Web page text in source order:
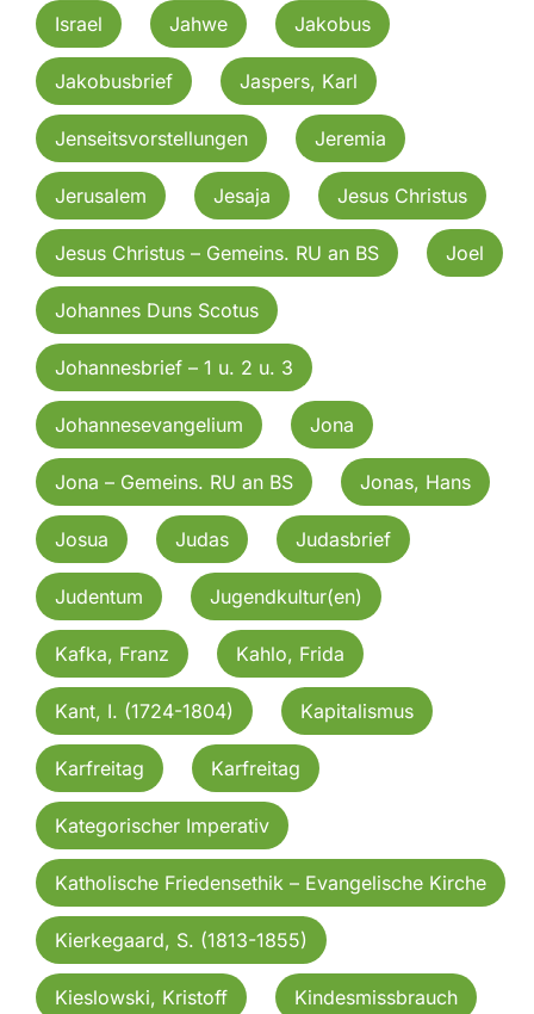
Israel Jahwe Jakobus
Jakobusbrief Jaspers, Karl
Jenseitsvorstellungen Jeremia
Jerusalem Jesaja Jesus Christus
Jesus Christus – Gemeins. RU an BS Joel
Johannes Duns Scotus
Johannesbrief – 1 u. 2 u. 3
Johannesevangelium Jona
Jona – Gemeins. RU an BS Jonas, Hans
Josua Judas Judasbrief
Judentum Jugendkultur(en)
Kafka, Franz Kahlo, Frida
Kant, I. (1724-1804) Kapitalismus
Karfreitag Karfreitag
Kategorischer Imperativ
Katholische Friedensethik – Evangelische Kirche
Kierkegaard, S. (1813-1855)
Kieslowski, Kristoff Kindesmissbrauch